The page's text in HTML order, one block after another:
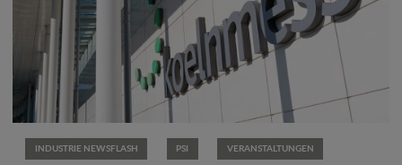
INDUSTRIE NEWSFLASH PSI VERANSTALTUNGEN